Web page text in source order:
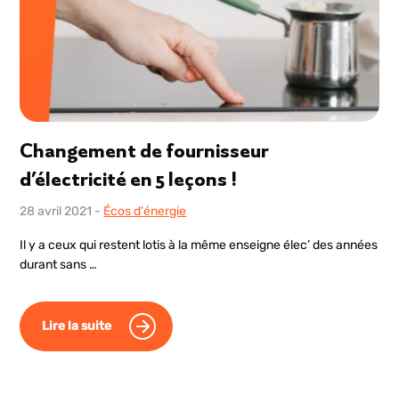
Changement de fournisseur
d’électricité en 5 leçons !
28 avril 2021 - Écos d'énergie
Il y a ceux qui restent lotis à la même enseigne élec’ des années
durant sans …
Lire la suite